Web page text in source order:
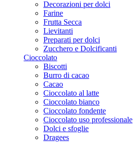
Decorazioni per dolci
Farine
Frutta Secca
Lievitanti
Preparati per dolci
Zucchero e Dolcificanti
Cioccolato
Biscotti
Burro di cacao
Cacao
Cioccolato al latte
Cioccolato bianco
Cioccolato fondente
Cioccolato uso professionale
Dolci e sfoglie
Dragees